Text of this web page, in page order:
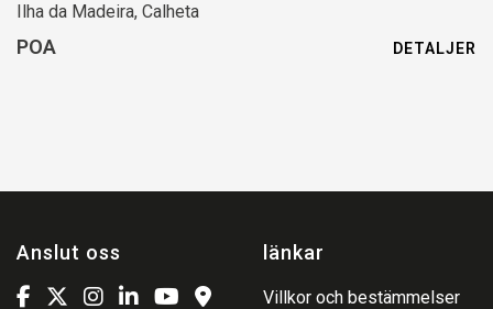
Ilha da Madeira, Calheta
POA DETALJER
Anslut oss länkar
Villkor och bestämmelser